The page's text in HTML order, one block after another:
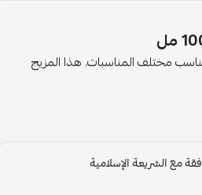
مختلف المناسبات. هذا المزيج